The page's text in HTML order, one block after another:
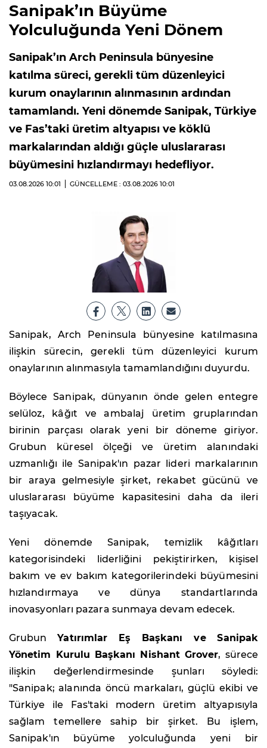
Sanipak’ın Büyüme
Yolculuğunda Yeni Dönem
Sanipak’ın Arch Peninsula bünyesine
katılma süreci, gerekli tüm düzenleyici
kurum onaylarının alınmasının ardından
tamamlandı. Yeni dönemde Sanipak, Türkiye
ve Fas’taki üretim altyapısı ve köklü
markalarından aldığı güçle uluslararası
büyümesini hızlandırmayı hedefliyor.
03.08.2026 10:01 GÜNCELLEME : 03.08.2026 10:01
Sanipak, Arch Peninsula bünyesine katılmasına
ilişkin sürecin, gerekli tüm düzenleyici kurum
onaylarının alınmasıyla tamamlandığını duyurdu.
Böylece Sanipak, dünyanın önde gelen entegre
selüloz, kâğıt ve ambalaj üretim gruplarından
birinin parçası olarak yeni bir döneme giriyor.
Grubun küresel ölçeği ve üretim alanındaki
uzmanlığı ile Sanipak'ın pazar lideri markalarının
bir araya gelmesiyle şirket, rekabet gücünü ve
uluslararası büyüme kapasitesini daha da ileri
taşıyacak.
Yeni dönemde Sanipak, temizlik kâğıtları
kategorisindeki liderliğini pekiştirirken, kişisel
bakım ve ev bakım kategorilerindeki büyümesini
hızlandırmaya ve dünya standartlarında
inovasyonları pazara sunmaya devam edecek.
GrubunYatırımlar Eş Başkanı ve Sanipak
Yönetim Kurulu Başkanı Nishant Grover, sürece
ilişkin değerlendirmesinde şunları söyledi:
"Sanipak; alanında öncü markaları, güçlü ekibi ve
Türkiye ile Fas'taki modern üretim altyapısıyla
sağlam temellere sahip bir şirket. Bu işlem,
Sanipak'ın büyüme yolculuğunda yeni bir